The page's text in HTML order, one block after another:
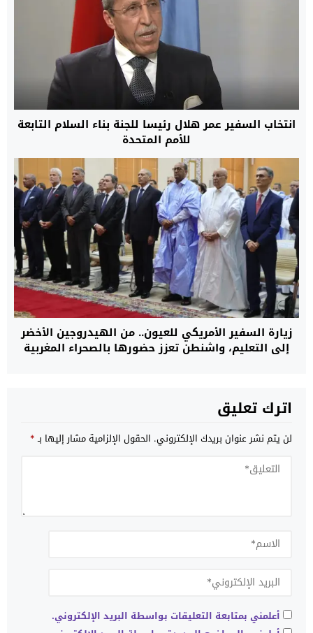
انتخاب السفير عمر هلال رئيسا للجنة بناء السلام التابعة
للأمم المتحدة
زيارة السفير الأمريكي للعيون.. من الهيدروجين الأخضر
إلى التعليم، واشنطن تعزز حضورها بالصحراء المغربية
اترك تعليق
لن يتم نشر عنوان بريدك الإلكتروني. الحقول الإلزامية مشار إليها بـ*
أعلمني بمتابعة التعليقات بواسطة البريد الإلكتروني.